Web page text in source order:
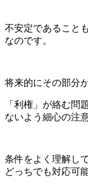
不安定であること
なのです。
将来的にその部分
「利権」が絡む問
ないよう細心の注
条件をよく理解し
どっちでも対応可